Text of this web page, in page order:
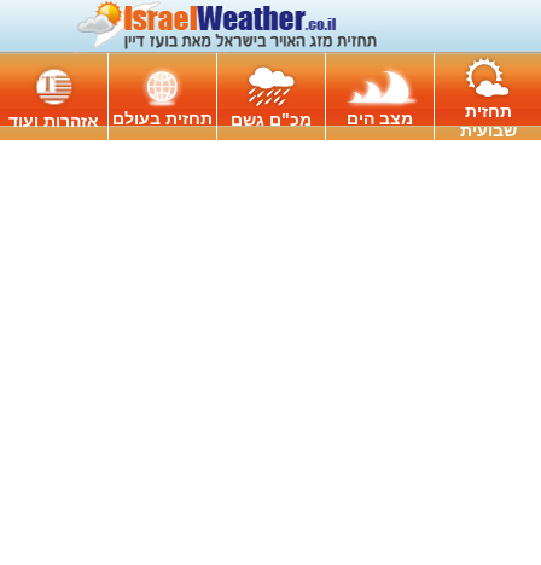
תחזית
שבועית
מצב הים מכ"ם גשם תחזית בעולם אזהרות ועוד